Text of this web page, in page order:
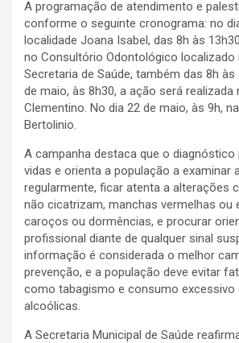
A programação de atendimento e
conforme o seguinte cronograma: no
localidade Joana Isabel, das 8h às
no Consultório Odontológico localizado
Secretaria de Saúde, também das 8h às
de maio, às 8h30, a ação será realizada
Clementino. No dia 22 de maio, às 9h,
Bertolinio.
A campanha destaca que o diagnóstico
vidas e orienta a população a examinar
regularmente, ficar atenta a alterações
não cicatrizam, manchas vermelhas ou
caroços ou dormências, e procurar
profissional diante de qualquer sinal
informação é considerada o melhor
prevenção, e a população deve evitar
como tabagismo e consumo excessivo
alcoólicas.
A Secretaria Municipal de Saúde